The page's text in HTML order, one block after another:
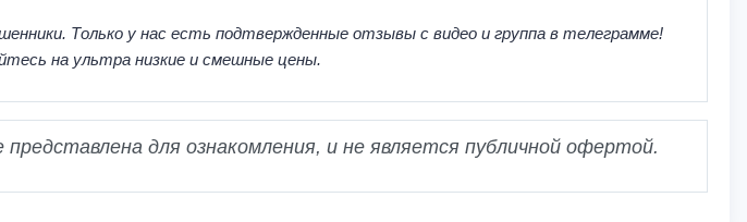
Только у нас есть подтвержденные отзывы с видео и группа в телеграмме!
на ультра низкие и смешные цены.
для ознакомления, и не является публичной офертой.